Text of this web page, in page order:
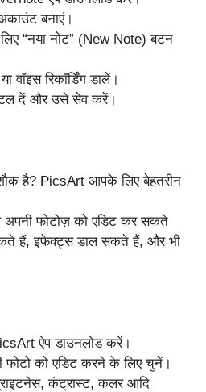
बनाएं।
“नया नोट” (New Note) बटन
वॉइस रिकॉर्डिंग डालें।
दें और उसे सेव करें।
शौक है? PicsArt आपके लिए बेहतरीन
फोटोज़ को एडिट कर सकते
हैं, इफेक्ट्स डाल सकते हैं, और भी
ऐप डाउनलोड करें।
को एडिट करने के लिए चुनें।
कंट्रास्ट, कलर आदि